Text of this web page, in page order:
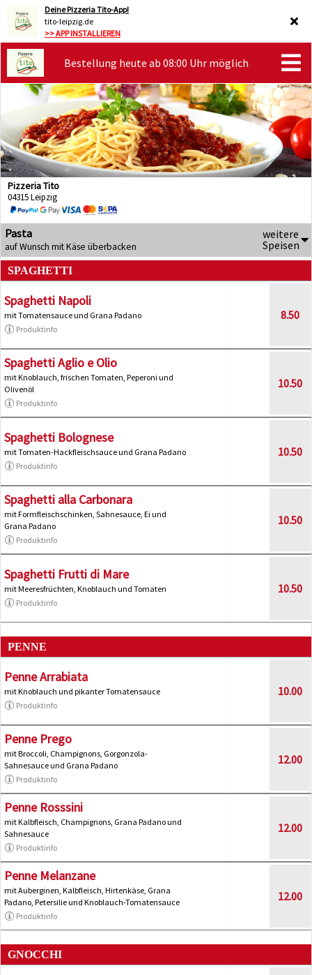
Deine Pizzeria Tito-App!
tito-leipzig.de
>> APP INSTALLIEREN
Bestellung heute ab 08:00 Uhr möglich
Pizzeria Tito
04315 Leipzig
Pasta
auf Wunsch mit Käse überbacken
weitere
Speisen
SPAGHETTI
Spaghetti Napoli
mit Tomatensauce und Grana Padano
Produktinfo
8.50
Spaghetti Aglio e Olio
mit Knoblauch, frischen Tomaten, Peperoni und
Olivenöl
Produktinfo
10.50
Spaghetti Bolognese
mit Tomaten-Hackfleischsauce und Grana Padano
Produktinfo
10.50
Spaghetti alla Carbonara
mit Formfleischschinken, Sahnesauce, Ei und
Grana Padano
Produktinfo
10.50
Spaghetti Frutti di Mare
mit Meeresfrüchten, Knoblauch und Tomaten
Produktinfo
10.50
PENNE
Penne Arrabiata
mit Knoblauch und pikanter Tomatensauce
Produktinfo
10.00
Penne Prego
mit Broccoli, Champignons, Gorgonzola-
Sahnesauce und Grana Padano
Produktinfo
12.00
Penne Rosssini
mit Kalbfleisch, Champignons, Grana Padano und
Sahnesauce
Produktinfo
12.00
Penne Melanzane
mit Auberginen, Kalbfleisch, Hirtenkäse, Grana
Padano, Petersilie und Knoblauch-Tomatensauce
Produktinfo
12.00
GNOCCHI